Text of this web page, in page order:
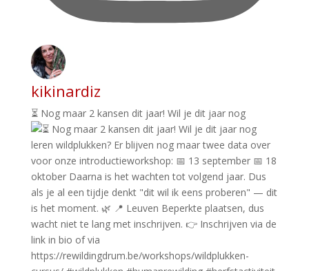
kikinardiz
⏳ Nog maar 2 kansen dit jaar! Wil je dit jaar nog